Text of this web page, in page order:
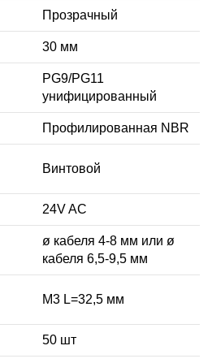
Прозрачный
30 мм
PG9/PG11
унифицированный
Профилированная NBR
Винтовой
24V AC
ø кабеля 4-8 мм или ø
кабеля 6,5-9,5 мм
М3 L=32,5 мм
50 шт